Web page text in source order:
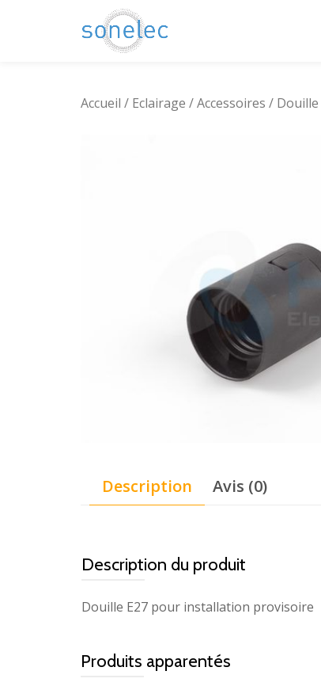
Accueil / Eclairage /Accessoires / Douille
Description Avis (0)
Description du produit
Douille E27 pour installation provisoire
Produits apparentés